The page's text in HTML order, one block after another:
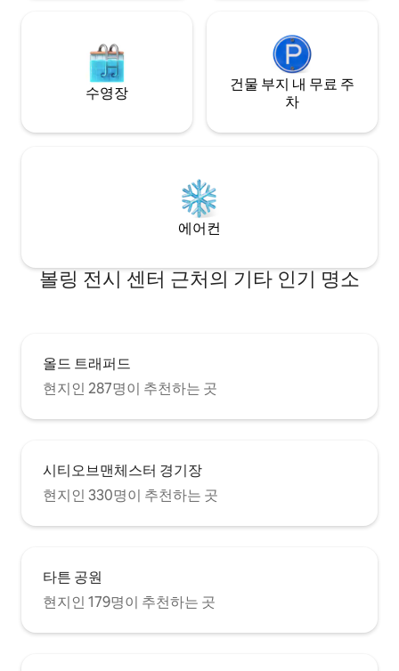
수영장
건물 부지 내 무료 주
차
에어컨
볼링 전시 센터 근처의 기타 인기 명소
올드 트래퍼드
현지인 287명이 추천하는 곳
시티오브맨체스터 경기장
현지인 330명이 추천하는 곳
타튼 공원
현지인 179명이 추천하는 곳